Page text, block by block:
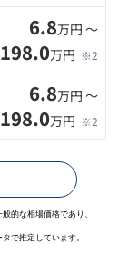
6.8万円 〜
198.0万円 ※2
6.8万円 〜
198.0万円 ※2
的な相場価格であり、
で推定しています。